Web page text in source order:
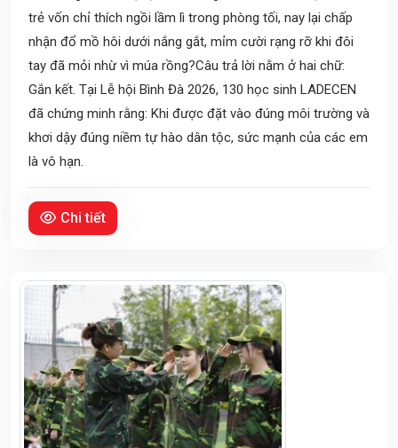
trẻ vốn chỉ thích ngồi lầm lì trong phòng tối, nay lại chấp
nhận đổ mồ hôi dưới nắng gắt, mỉm cười rạng rỡ khi đôi
tay đã mỏi nhừ vì múa rồng?Câu trả lời nằm ở hai chữ:
Gắn kết. Tại Lễ hội Bình Đà 2026, 130 học sinh LADECEN
đã chứng minh rằng: Khi được đặt vào đúng môi trường và
khơi dậy đúng niềm tự hào dân tộc, sức mạnh của các em
là vô hạn.
Chi tiết